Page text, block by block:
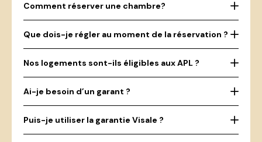
Comment réserver une chambre?
Que dois-je régler au moment de la réservation ?
Nos logements sont-ils éligibles aux APL ?
Ai-je besoin d’un garant ?
Puis-je utiliser la garantie Visale ?